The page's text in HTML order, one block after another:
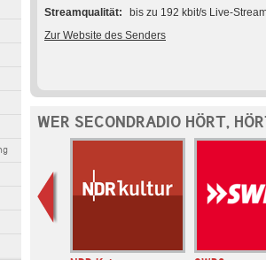
Streamqualität
bis zu 192 kbit/s Live-
Zur Website des Senders
WER SECONDRADIO HÖRT,